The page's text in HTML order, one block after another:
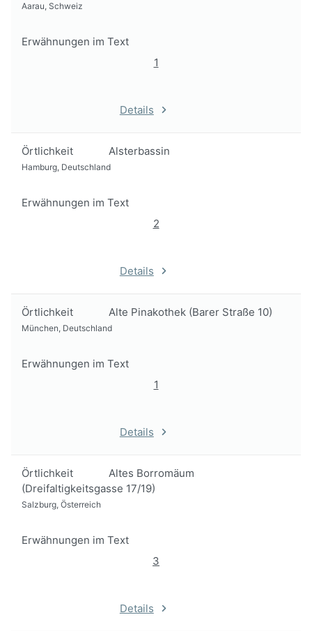
Aarau, Schweiz
Erwähnungen im Text
1
Details
Örtlichkeit Alsterbassin
Hamburg, Deutschland
Erwähnungen im Text
2
Details
Örtlichkeit Alte Pinakothek (Barer Straße 10)
München, Deutschland
Erwähnungen im Text
1
Details
Örtlichkeit
Altes Borromäum
(Dreifaltigkeitsgasse 17/19)
Salzburg, Österreich
Erwähnungen im Text
3
Details